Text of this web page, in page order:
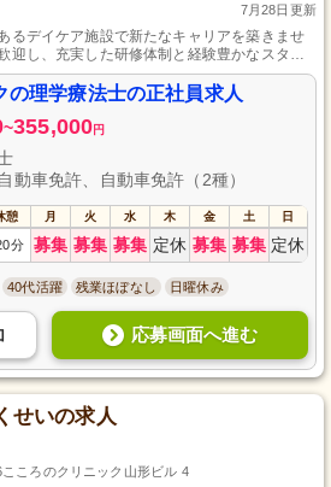
7月28日更新
るデイケア施設で新たなキャリアを築きませ
迎し、充実した研修体制と経験豊かなスタッ
様の身体機能の回復と向上を目指すやりがい
用のもと、多職種との連携による質の高いケ
。
の理学療法士の正社員求人
~355,000円
動車免許、自動車免許（2種）
憩 月 火 水 木 金 土 日
分 募集 募集 募集 定休 募集 募集 定休
40代活躍 残業ほぼなし 日曜休み
応募画面へ進む
せいの求人
ころのクリニック山形ビル 4